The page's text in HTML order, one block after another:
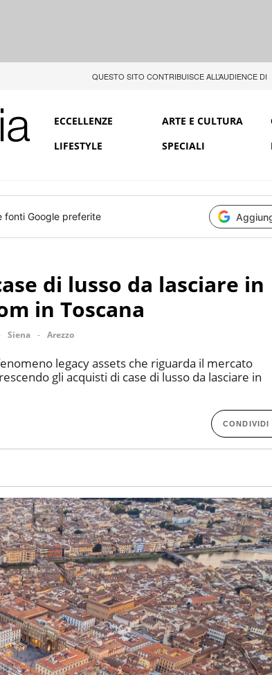
QUESTO SITO CONTRIBUISCE ALL’AUDIENCE DI
ECCELLENZE ARTE E CULTURA
LIFESTYLE
SPECIALI
fonti Google preferite
di lusso da lasciare in
in Toscana
Siena Arezzo
legacy assets che riguarda il mercato
gli acquisti di case di lusso da lasciare in
CONDIVIDI
Da oltre dieci anni si occupa di informazione sul
cronaca, motori, spettacolo e videogame.